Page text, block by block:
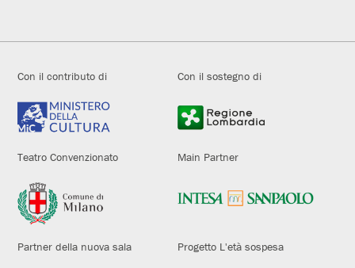
Con il contributo di Con il sostegno di
Teatro Convenzionato Main Partner
Partner della nuova sala Progetto L'età sospesa